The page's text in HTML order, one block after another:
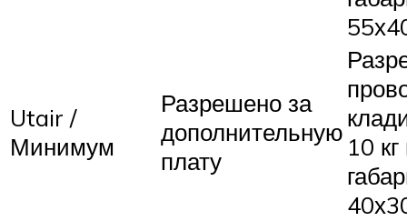
Utair /
Минимум
Разрешено за
дополнительную
плату
10